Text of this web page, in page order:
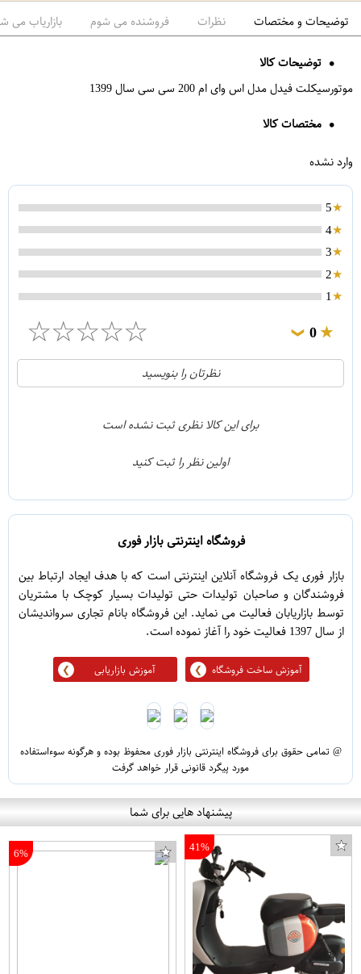
توضیحات و مختصات نظرات فروشنده می شوم بازاریاب می
توضیحات کالا
موتورسیکلت فیدل مدل اس وای ام 200 سی سی سال 1399
مختصات کالا
وارد نشده
5
4
3
2
1
0
❯
☆
☆
☆
☆
☆
0
0
نظرتان را بنویسید
برای این کالا نظری ثبت نشده است
اولین نظر را ثبت کنید
فروشگاه اینترنتی بازار فوری
بازار فوری یک فروشگاه آنلاین اینترنتی است که با هدف ایجاد ارتباط بین
فروشندگان و صاحبان تولیدات حتی تولیدات بسیار کوچک با مشتریان
توسط بازاریابان فعالیت می نماید. این فروشگاه بانام تجاری سرواندیشان
از سال 1397 فعالیت خود را آغاز نموده است.
آموزش ساخت فروشگاه آموزش بازاریابی
@ تمامی حقوق برای فروشگاه اینترنتی بازار فوری محفوظ بوده و هرگونه سوءاستفاده
مورد پیگرد قانونی قرار خواهد گرفت
پیشنهاد هایی برای شما
41%
6%